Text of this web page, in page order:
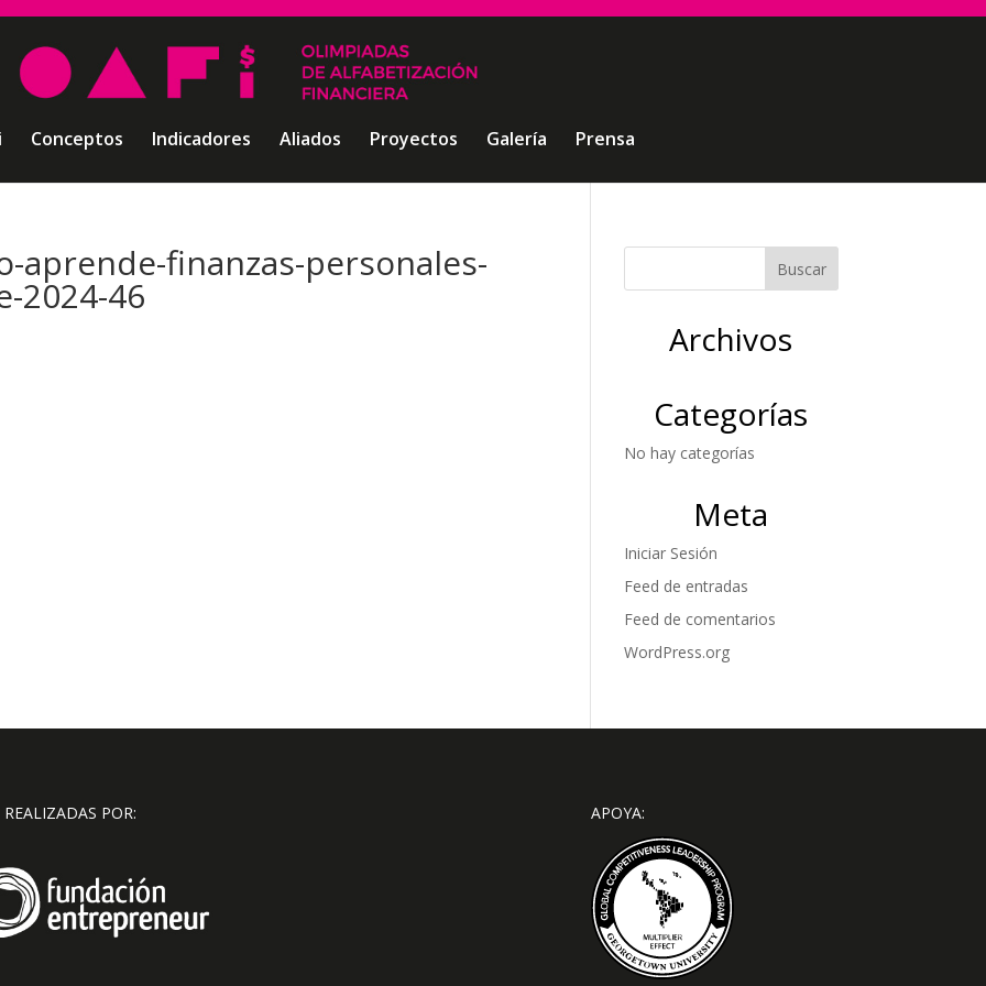
Conceptos Indicadores Aliados Proyectos Galería Prensa
finanzas-personales-
2024-46
Archivos
Categorías
No hay categorías
Meta
Iniciar Sesión
Feed de entradas
Feed de comentarios
WordPress.org
POR: APOYA: